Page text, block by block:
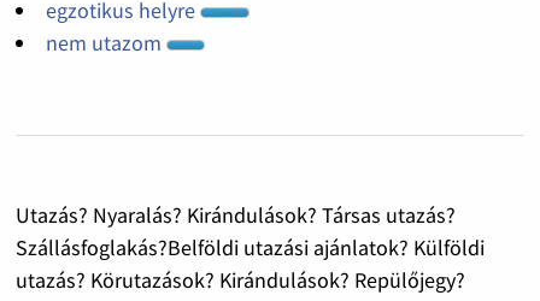
egzotikus helyre
nem utazom
Utazás? Nyaralás? Kirándulások? Társas utazás?
Szállásfoglakás?Belföldi utazási ajánlatok? Külföldi
utazás? Körutazások? Kirándulások? Repülőjegy?